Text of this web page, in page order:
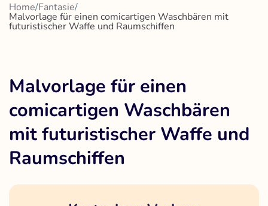
Home/Fantasie/
Malvorlage für einen comicartigen Waschbären mit
futuristischer Waffe und Raumschiffen
Malvorlage für einen
comicartigen Waschbären
mit futuristischer Waffe und
Raumschiffen